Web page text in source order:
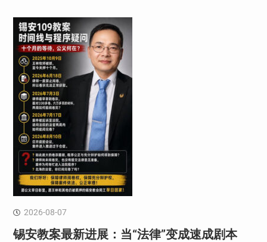
2026-08-07
锡安教案最新进展：当“法律”变成速成剧本